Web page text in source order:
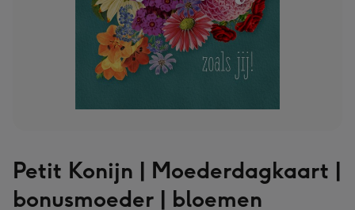
Petit Konijn | Moederdagkaart |
bonusmoeder | bloemen